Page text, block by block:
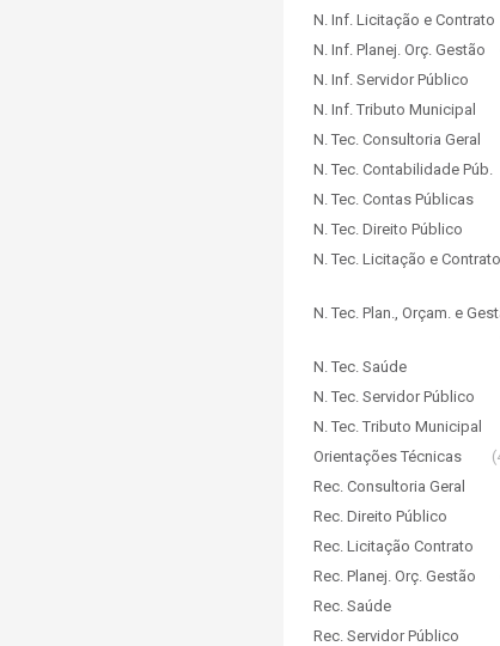
N. Inf. Licitação e Contrato
N. Inf. Planej. Orç. Gestão
N. Inf. Servidor Público
N. Inf. Tributo Municipal
N. Tec. Consultoria Geral
N. Tec. Contabilidade Púb.
N. Tec. Contas Públicas
N. Tec. Direito Público
N. Tec. Licitação e Contrato
N. Tec. Plan., Orçam. e
N. Tec. Saúde
N. Tec. Servidor Público
N. Tec. Tributo Municipal
Orientações Técnicas
Rec. Consultoria Geral
Rec. Direito Público
Rec. Licitação Contrato
Rec. Planej. Orç. Gestão
Rec. Saúde
Rec. Servidor Público